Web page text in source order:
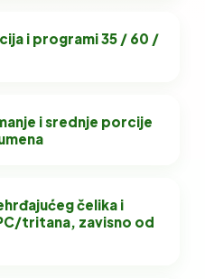
i programi 35 / 60 /
i srednje porcije
čelika i
tritana, zavisno od